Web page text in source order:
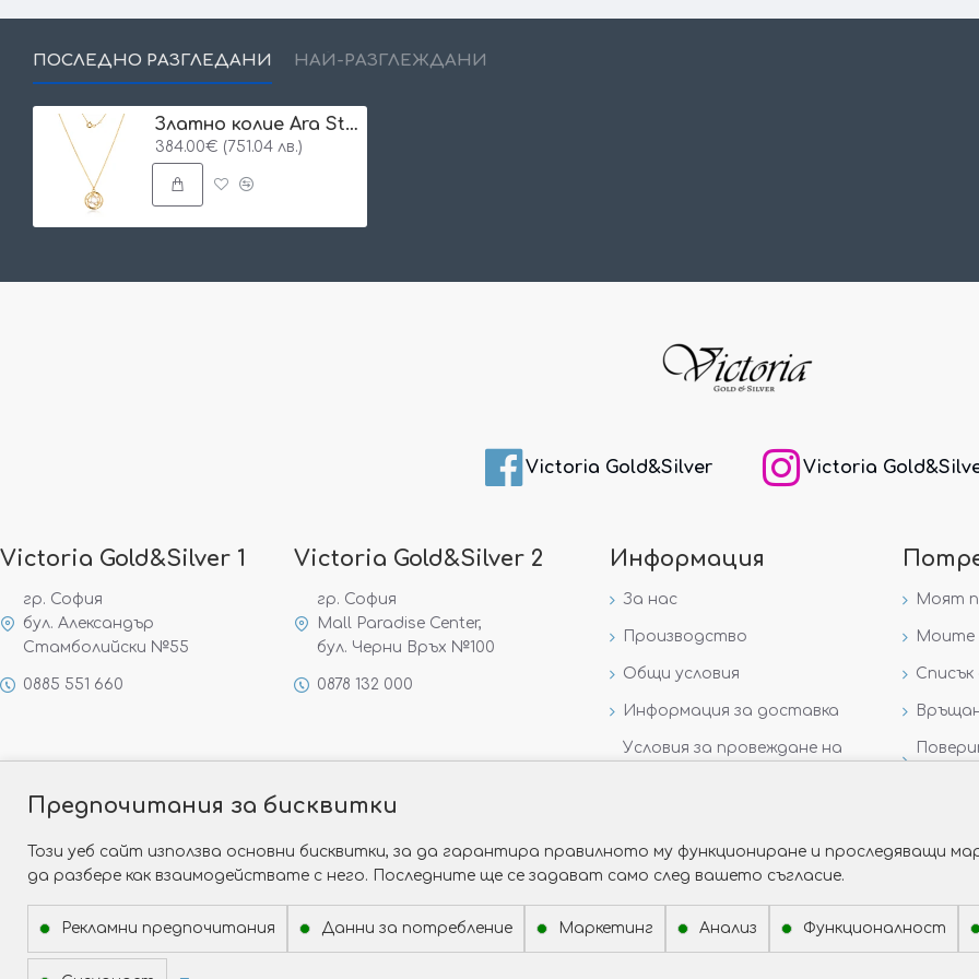
ПОСЛЕДНО РАЗГЛЕДАНИ НАЙ-РАЗГЛЕЖДАНИ
Златно колие Ara Star
384.00€ (751.04 лв.)
Victoria Gold&Silver Victoria
Victoria Gold&Silver 1
гр. София
бул. Александър
Стамболийски №55
0885 551 660
Victoria Gold&Silver 2
гр. София
Mall Paradise Center,
бул. Черни Връх №100
0878 132 000
Информация
За нас
Производство
Общи условия
Информация за доставка
Условия за провеждане на
Моят
Моите
Списък
Предпочитания за бисквитки
Този уеб сайт използва основни бисквитки, за да гарантира правилното му функциониране и проследяващи
да разбере как взаимодействате с него. Последните ще се задават само след вашето съгласие.
Рекламни предпочитания Данни за потребление Маркетинг Анализ Функционалност